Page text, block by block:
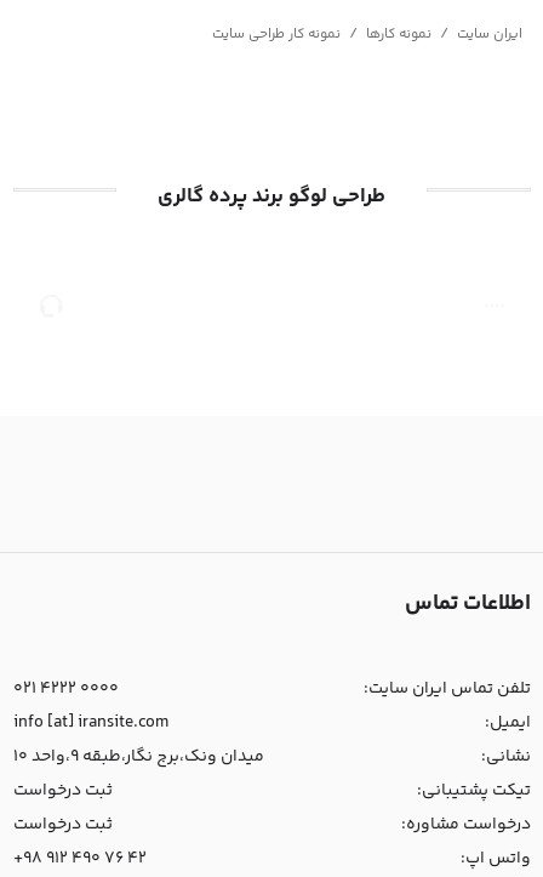
ایران سایت / نمونه کارها / نمونه کار طراحی سایت
طراحی لوگو برند پرده گالری
اطلاعات تماس
تلفن تماس ایران سایت:
021 4222 0000
ایمیل:
info [at] iransite.com
نشانی:
میدان ونک،برج نگار،طبقه 9،واحد 10
تیکت پشتیبانی:
ثبت درخواست
درخواست مشاوره:
ثبت درخواست
واتس اپ:
+98 912 490 76 42